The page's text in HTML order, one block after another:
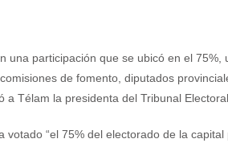
una participación que se ubicó en el 75%,
de fomento, diputados
Télam la presidenta del Tribunal
“el 75% del electorado de la